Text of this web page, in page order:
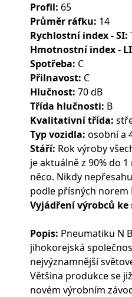
Profil: 65
Průměr ráfku: 14
Rychlostní index - SI:
Hmotnostní index -
Spotřeba: C
Přilnavost: C
Hlučnost: 70 dB
Třída hlučnosti: B
Kvalitativní třída:
Typ vozidla: osobní a
Stáří: Rok výroby
je aktuálně z 90% do
něco. Nikdy
podle přísných norem
Vyjádření výrobců
Popis: Pneumatiku N
jihokorejská
nejvýznamnější
Většina produkce se
novém výrobním